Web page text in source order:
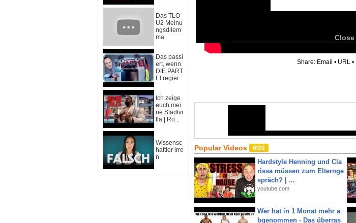
Das TLO
U2 Meinu
ngsdilem
ma
Das passi
ert, wenn
DIE PART
EI regier...
Ich zeige
euch mei
ne Stadtvi
lla | Ro...
Wissensc
haftler irre
n
Close
Share: Email • URL •
Popular Videos
Hardstyle Henning und Cla
rissa müssen zum Elternge
spräch? | ...
youtube.com
Wer hat in 1 Monat mehr a
bgenommen - Das überras